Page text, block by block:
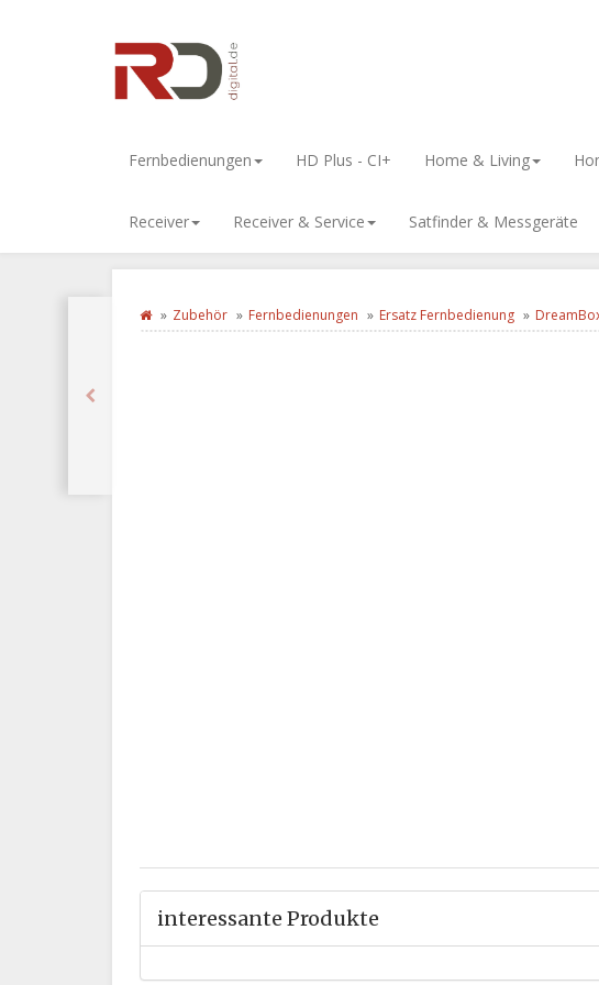
Fernbedienungen HD Plus - CI+ Home & Living
Receiver Receiver & Service Satfinder & Messgeräte
Zubehör Fernbedienungen Ersatz Fernbedienung
interessante Produkte